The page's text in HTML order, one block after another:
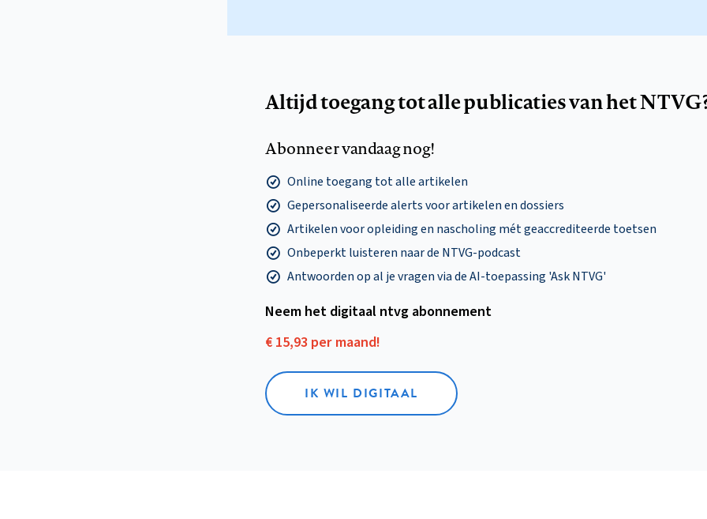
Altijd toegang tot alle publicaties van het
Abonneer vandaag nog!
Online toegang tot alle artikelen
Gepersonaliseerde alerts voor artikelen en dossiers
Artikelen voor opleiding en nascholing mét geaccrediteerde toetsen
Onbeperkt luisteren naar de NTVG-podcast
Antwoorden op al je vragen via de AI-toepassing 'Ask NTVG'
Neem het digitaal ntvg abonnement
€ 15,93 per maand!
IK WIL DIGITAAL